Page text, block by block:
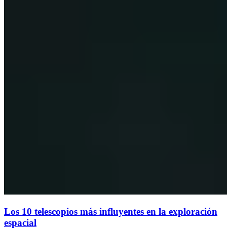
Los 10 telescopios más influyentes en la exploración
espacial